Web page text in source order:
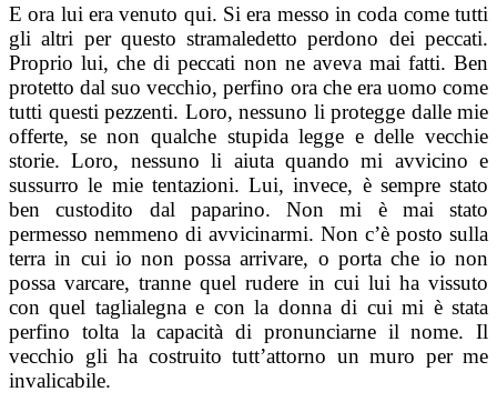
E ora lui era venuto qui. Si era messo in coda come tutti
gli altri per questo stramaledetto perdono dei peccati.
Proprio lui, che di peccati non ne aveva mai fatti. Ben
protetto dal suo vecchio, perfino ora che era uomo come
tutti questi pezzenti. Loro, nessuno li protegge dalle mie
offerte, se non qualche stupida legge e delle vecchie
storie. Loro, nessuno li aiuta quando mi avvicino e
sussurro le mie tentazioni. Lui, invece, è sempre stato
ben custodito dal paparino. Non mi è mai stato
permesso nemmeno di avvicinarmi. Non c’è posto sulla
terra in cui io non possa arrivare, o porta che io non
possa varcare, tranne quel rudere in cui lui ha vissuto
con quel taglialegna e con la donna di cui mi è stata
perfino tolta la capacità di pronunciarne il nome. Il
vecchio gli ha costruito tutt’attorno un muro per me
invalicabile.